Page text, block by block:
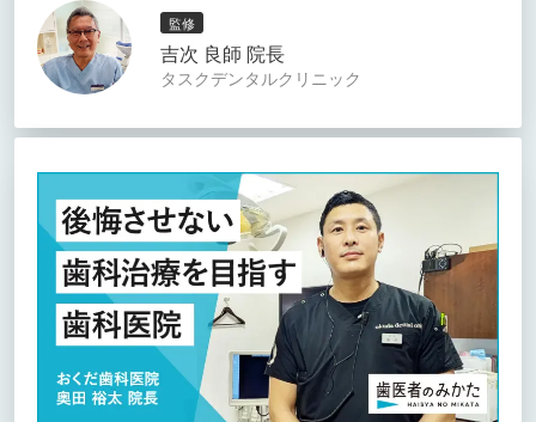
監修
吉次 良師 院長
タスクデンタルクリニック